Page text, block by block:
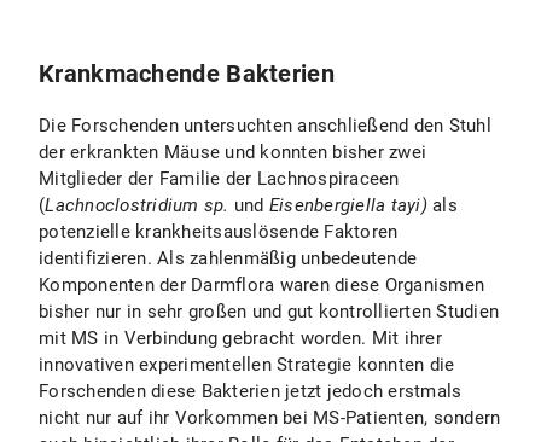
Krankmachende Bakterien
Die Forschenden untersuchten anschließend den Stuhl
der erkrankten Mäuse und konnten bisher zwei
Mitglieder der Familie der Lachnospiraceen
(Lachnoclostridium sp. und Eisenbergiella tayi) als
potenzielle krankheitsauslösende Faktoren
identifizieren. Als zahlenmäßig unbedeutende
Komponenten der Darmflora waren diese Organismen
bisher nur in sehr großen und gut kontrollierten Studien
mit MS in Verbindung gebracht worden. Mit ihrer
innovativen experimentellen Strategie konnten die
Forschenden diese Bakterien jetzt jedoch erstmals
nicht nur auf ihr Vorkommen bei MS-Patienten, sondern